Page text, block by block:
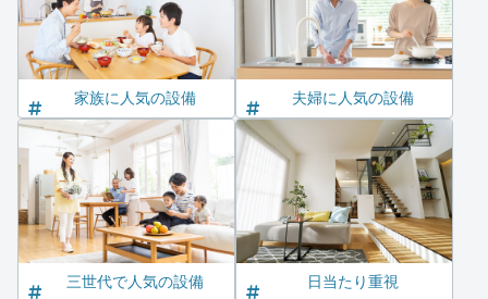
家族に人気の設備 夫婦に人気の設備
三世代で人気の設備 日当たり重視